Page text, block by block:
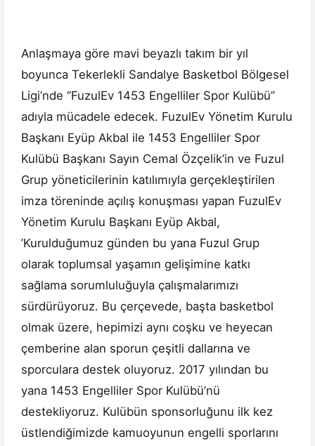
Anlaşmaya göre mavi beyazlı takım bir yıl
boyunca Tekerlekli Sandalye Basketbol Bölgesel
Ligi’nde ‘’FuzulEv 1453 Engelliler Spor Kulübü’’
adıyla mücadele edecek. FuzulEv Yönetim Kurulu
Başkanı Eyüp Akbal ile 1453 Engelliler Spor
Kulübü Başkanı Sayın Cemal Özçelik’in ve Fuzul
Grup yöneticilerinin katılımıyla gerçekleştirilen
imza töreninde açılış konuşması yapan FuzulEv
Yönetim Kurulu Başkanı Eyüp Akbal,
’Kurulduğumuz günden bu yana Fuzul Grup
olarak toplumsal yaşamın gelişimine katkı
sağlama sorumluluğuyla çalışmalarımızı
sürdürüyoruz. Bu çerçevede, başta basketbol
olmak üzere, hepimizi aynı coşku ve heyecan
çemberine alan sporun çeşitli dallarına ve
sporculara destek oluyoruz. 2017 yılından bu
yana 1453 Engelliler Spor Kulübü’nü
destekliyoruz. Kulübün sponsorluğunu ilk kez
üstlendiğimizde kamuoyunun engelli sporlarını